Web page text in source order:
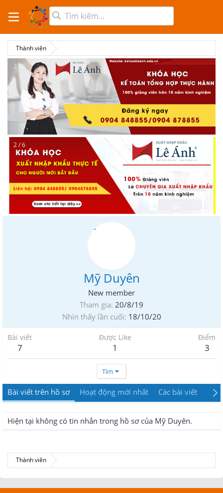
Thành viên
2 / 6
2 / 6
Mỹ Duyên
New member
Tham gia 20/8/19
Nhìn thấy lần cuối 18/10/20
Bài viết
7
Được Like
1
Điểm
3
Tìm
Bài viết trên hồ sơ Hoạt động mới nhất Các bài viết
Hiện tại không có tin nhắn trong hồ sơ của Mỹ Duyên.
Thành viên